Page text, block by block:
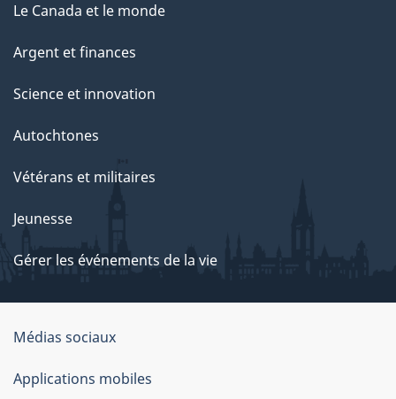
Le Canada et le monde
Argent et finances
Science et innovation
Autochtones
Vétérans et militaires
Jeunesse
Gérer les événements de la vie
Organisation
du
Médias sociaux
Applications mobiles